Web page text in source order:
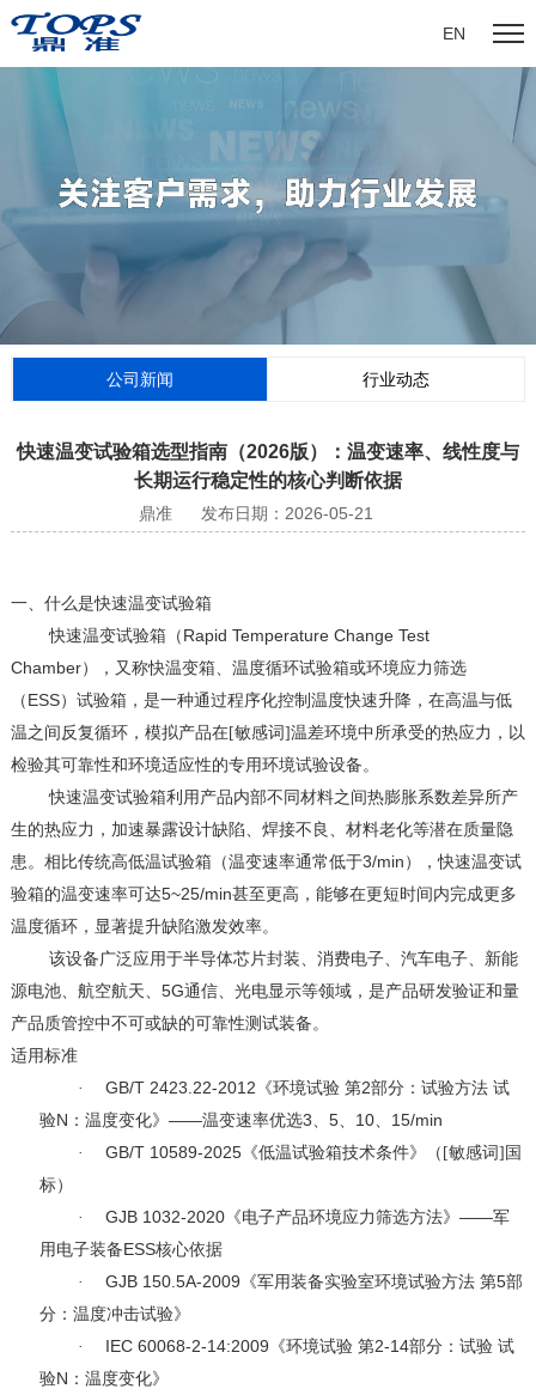
EN
公司新闻 行业动态
快速温变试验箱选型指南（2026版）：温变速率、线性度与
长期运行稳定性的核心判断依据
鼎准 发布日期：2026-05-21
一、 什么是快速温变试验箱
快速温变试验箱（ Rapid Temperature Change Test
Chamber），又称快温变箱、温度循环试验箱或环境应力筛选
（ ESS）试验箱，是一种通过程序化控制温度快速升降，在高温与低
温之间反复循环，模拟产品在[敏感词]温差环境中所承受的热应力，以
检验其可靠性和环境适应性的专用环境试验设备。
快速温变试验箱利用产品内部不同材料之间热膨胀系数差异所产
生的热应力，加速暴露设计缺陷、焊接不良、材料老化等潜在质量隐
患。相比传统高低温试验箱（温变速率通常低于3/min ），快速温变试
验箱的温变速率可达5~25/min甚至更高，能够在更短时间内完成更多
温度循环，显著提升缺陷激发效率。
该设备广泛应用于半导体芯片封装、消费电子、汽车电子、新能
源电池、航空航天、 5G通信、光电显示等领域，是产品研发验证和量
产品质管控中不可或缺的可靠性测试装备。
适用标准
·
GB/T 2423.22-2012 《环境试验 第2部分：试验方法 试
验N ：温度变化》 ——温变速率优选3 5、 10、 15/min
· GB/T 10589-2025《低温试验箱技术条件》（[敏感词]国
标）
·
GJB 1032-2020《电子产品环境应力筛选方法》 ——军
用电子装备ESS核心依据
·
GJB 150.5A-2009 《军用装备实验室环境试验方法 第5部
分：温度冲击试验》
·
IEC 60068-2-14:2009 《环境试验 第2-14部分：试验 试
验N ：温度变化》